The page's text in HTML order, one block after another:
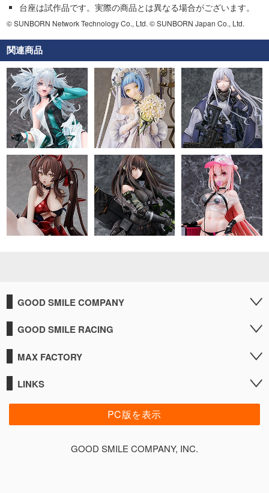
台座は試作品です。実際の商品とは異なる場合がございます。
© SUNBORN Network Technology Co., Ltd. © SUNBORN Japan Co., Ltd.
関連商品
GOOD SMILE COMPANY
GOOD SMILE RACING
MAX FACTORY
LINKS
PC版を表示
GOOD SMILE COMPANY, INC.